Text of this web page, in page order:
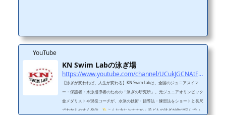
YouTube
KN Swim Labの泳ぎ場
https://www.youtube.com/channel/UCukJGCNAtFFnQumyiMVDHwQ
【泳ぎが変われば、人生が変わる】KN Swim Labは、全国のジュニアスイマ
ー・保護者・水泳指導者のための「泳ぎの研究所」。元ジュニアオリンピック
金メダリストや現役コーチが、水泳の技術・指導法・練習法をショートと長尺
でわかりやすく発信。
こんな方におすすめ・子どもの泳ぎが伸び悩んでい